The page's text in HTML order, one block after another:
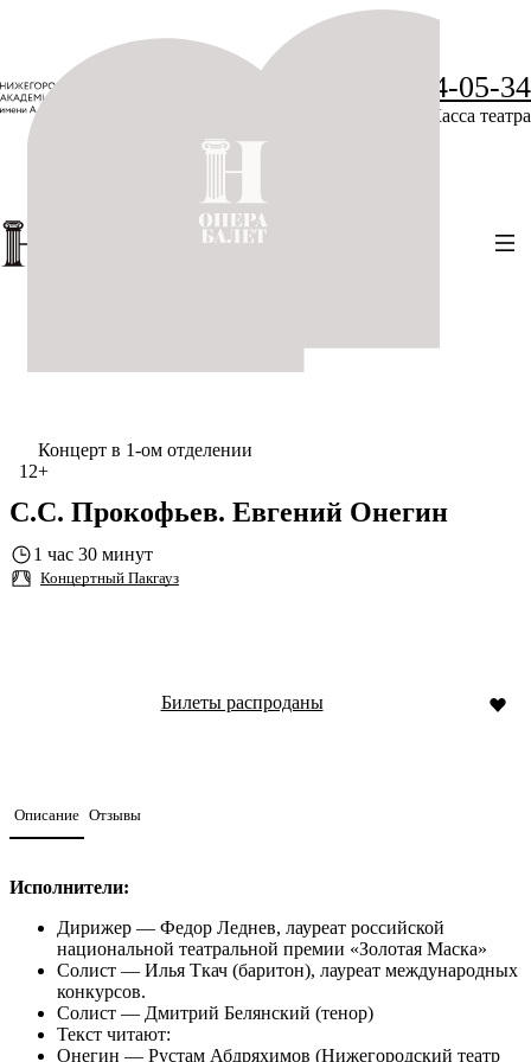
+7 (831) 234-05-34
Касса театра
Концерт в 1-ом отделении
12+
С.С. Прокофьев. Евгений Онегин
1 час 30 минут
Концертный Пакгауз
Билеты распроданы
Описание Отзывы
Исполнители:
Дирижер — Федор Леднев, лауреат российской
национальной театральной премии «Золотая Маска»
Солист — Илья Ткач (баритон), лауреат международных
конкурсов.
Солист — Дмитрий Белянский (тенор)
Текст читают:
Онегин — Рустам Абдряхимов (Нижегородский театр